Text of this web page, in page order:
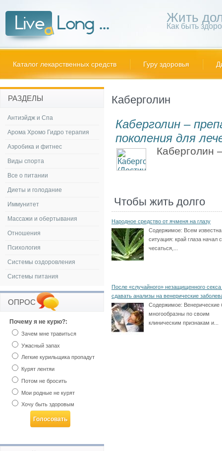
Жить
Как быть
Каталог лекарственных средств Гуру здоровья
Каберголин
Каберголин –
поколения для
Каберголин
Чтобы жить долго
Народное средство от ячменя на глазу
Содержимое: Всем известна
ситуация: край глаза начал
чесаться,...
После «случайного» незащищенного секса
сдавать анализы на венерические
Содержимое: Венерические
многообразны по своим
клиническим признакам и...
РАЗДЕЛЫ
Антиэйдж и Спа
Арома Хромо Гидро терапия
Аэробика и фитнес
Виды спорта
Все о питании
Диеты и голодание
Иммунитет
Массажи и обертывания
Отношения
Психология
Системы оздоровления
Системы питания
ОПРОС
Почему я не курю?:
Зачем мне травиться
Ужасный запах
Легкие курильщика пропадут
Курят лентяи
Потом не бросить
Мои родные не курят
Хочу быть здоровым